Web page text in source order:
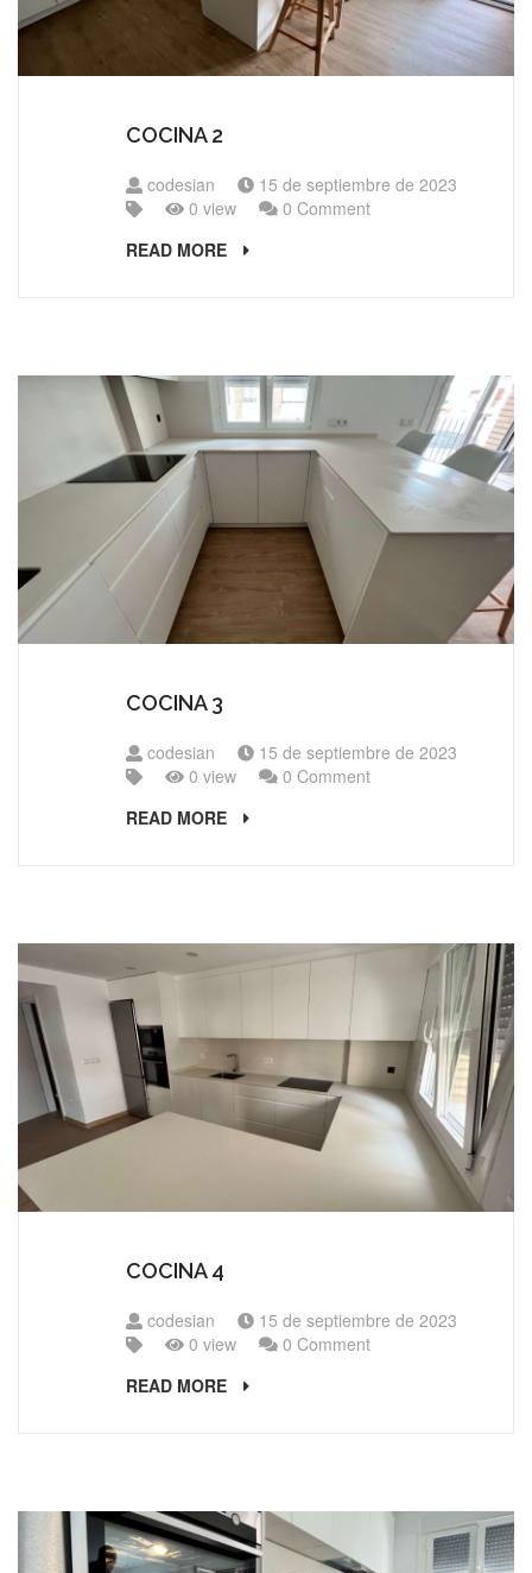
COCINA 2
codesian
15 de septiembre de 2023
0 view
0 Comment
READ MORE
COCINA 3
codesian
15 de septiembre de 2023
0 view
0 Comment
READ MORE
COCINA 4
codesian
15 de septiembre de 2023
0 view
0 Comment
READ MORE